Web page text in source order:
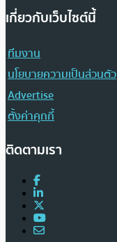
เกี่ยวกับเว็บไซต์นี้
ทีมงาน
นโยบายความเป็นส่วนตัว
Advertise
ตั้งค่าคุกกี้
ติดตามเรา